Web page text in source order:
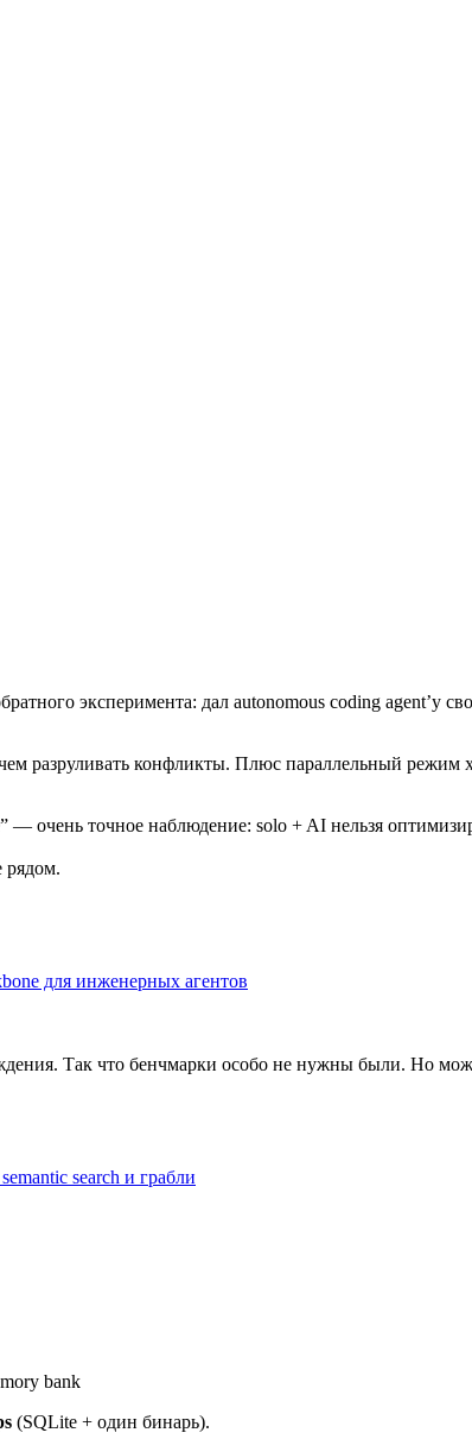
эксперимента: дал autonomous coding agent’у
разруливать конфликты. Плюс параллельный режим
очень точное наблюдение: solo + AI нельзя
рядом.
для инженерных агентов
Так что бенчмарки особо не нужны были. Но
search и грабли
bank
(SQLite + один бинарь).